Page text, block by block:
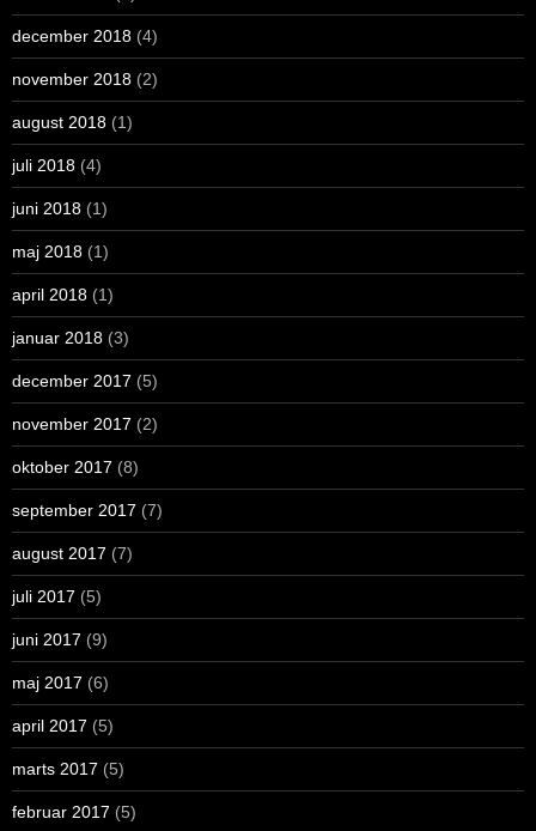
december 2018 (4)
november 2018 (2)
august 2018 (1)
juli 2018 (4)
juni 2018 (1)
maj 2018 (1)
april 2018 (1)
januar 2018 (3)
december 2017 (5)
november 2017 (2)
oktober 2017 (8)
september 2017 (7)
august 2017 (7)
juli 2017 (5)
juni 2017 (9)
maj 2017 (6)
april 2017 (5)
marts 2017 (5)
februar 2017 (5)